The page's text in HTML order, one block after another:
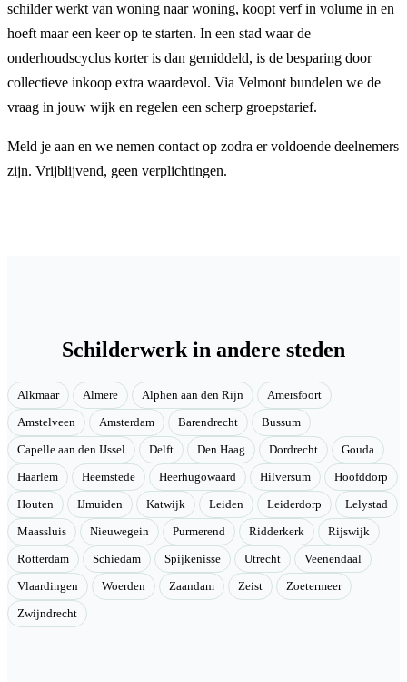
schilder werkt van woning naar woning, koopt verf in volume in en
hoeft maar een keer op te starten. In een stad waar de
onderhoudscyclus korter is dan gemiddeld, is de besparing door
collectieve inkoop extra waardevol. Via Velmont bundelen we de
vraag in jouw wijk en regelen een scherp groepstarief.
Meld je aan en we nemen contact op zodra er voldoende deelnemers
zijn. Vrijblijvend, geen verplichtingen.
Schilderwerk in andere steden
Alkmaar Almere Alphen aan den Rijn Amersfoort
Amstelveen Amsterdam Barendrecht Bussum
Capelle aan den IJssel Delft Den Haag Dordrecht Gouda
Haarlem Heemstede Heerhugowaard Hilversum Hoofddorp
Houten IJmuiden Katwijk Leiden Leiderdorp Lelystad
Maassluis Nieuwegein Purmerend Ridderkerk Rijswijk
Rotterdam Schiedam Spijkenisse Utrecht Veenendaal
Vlaardingen Woerden Zaandam Zeist Zoetermeer
Zwijndrecht